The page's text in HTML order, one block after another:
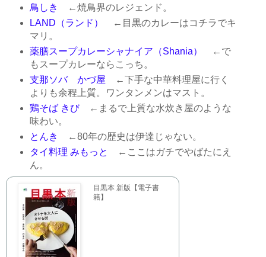
鳥しき
←焼鳥界のレジェンド。
LAND（ランド）
←目黒のカレーはコチラでキ
マリ。
薬膳スープカレーシャナイア（Shania）
←で
もスープカレーならこっち。
支那ソバ かづ屋 ←下手な中華料理屋に行く
よりも余程上質。ワンタンメンはマスト。
鶏そば きび←まるで上質な水炊き屋のような
味わい。
とんき
←80年の歴史は伊達じゃない。
タイ料理 みもっと
←ここはガチでやばたにえ
ん。
目黒本 新版【電子書
籍】